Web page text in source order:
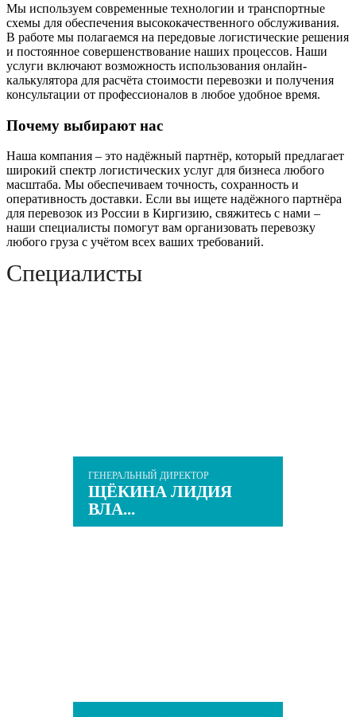
Мы используем современные технологии и транспортные
схемы для обеспечения высококачественного обслуживания.
В работе мы полагаемся на передовые логистические решения
и постоянное совершенствование наших процессов. Наши
услуги включают возможность использования онлайн-
калькулятора для расчёта стоимости перевозки и получения
консультации от профессионалов в любое удобное время.
Почему выбирают нас
Наша компания – это надёжный партнёр, который предлагает
широкий спектр логистических услуг для бизнеса любого
масштаба. Мы обеспечиваем точность, сохранность и
оперативность доставки. Если вы ищете надёжного партнёра
для перевозок из России в Киргизию, свяжитесь с нами –
наши специалисты помогут вам организовать перевозку
любого груза с учётом всех ваших требований.
Специалисты
ГЕНЕРАЛЬНЫЙ ДИРЕКТОР
ЩЁКИНА ЛИДИЯ
ВЛА...